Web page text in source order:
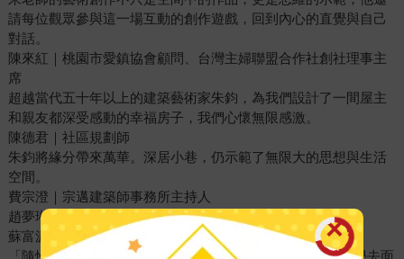
請每位觀眾參與這一場互動的創作遊戲，回到內心的直覺與自己
對話。
陳來紅｜桃園市愛鎮協會顧問、台灣主婦聯盟合作社創社理事主
席
超越當代五十年以上的建築藝術家朱鈞，為我們設計了一間屋主
和親友都深受感動的幸福房子，我們心懷無限感激。
陳德君｜社區規劃師
朱鈞將緣分帶來萬華。深居小巷，仍示範了無限大的思想與生活
空間。
費宗澄｜宗邁建築師事務所主持人
趙夢琳｜建築師、華夏科技大學室內設計系專任教師
蘇富源｜建築師
「隨性‧隨意‧不隨便」，朱老師總能用一種堅定且輕鬆的哲學去面